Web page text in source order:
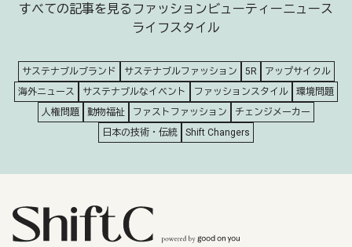
すべての記事を見る ファッション ビューティーニュース
ライフスタイル
サステナブルブランド サステナブルファッション 5R
アップサイクル
海外ニュース
サステナブルなイベント ファッションスタイル
環境問題
人権問題
動物福祉 ファストファッション
チェンジメーカー
日本の技術・伝統
Shift Changers